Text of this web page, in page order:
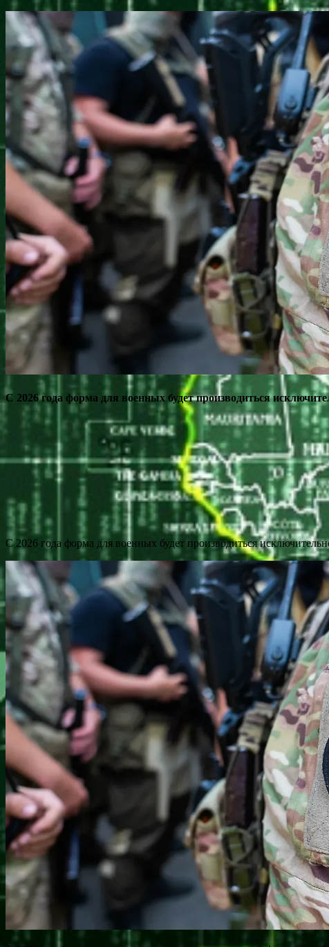
С 2026 года форма для военных будет производиться
С 2026 года форма для военных будет производиться